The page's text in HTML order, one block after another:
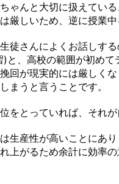
ゃんと大切に扱えてい
厳しいため、逆に授業
徒さんによくお話しす
と、高校の範囲が初め
回が現実的には厳しく
まうと言うことです。
をとっていれば、それ
生産性が高いことにあ
上がるため余計に効率